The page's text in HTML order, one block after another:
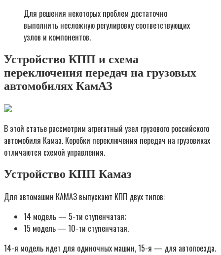
Для решения некоторых проблем достаточно
выполнить несложную регулировку соответствующих
узлов и компонентов.
Устройство КПП и схема
переключения передач на грузовых
автомобилях КамАЗ
В этой статье рассмотрим агрегатный узел грузового российского
автомобиля Камаз. Коробки переключения передач на грузовиках
отличаются схемой управления.
Устройство КПП Камаз
Для автомашин КАМАЗ выпускают КПП двух типов:
14 модель — 5-ти ступенчатая;
15 модель — 10-ти ступенчатая.
14-я модель идет для одиночных машин, 15-я — для автопоезда.